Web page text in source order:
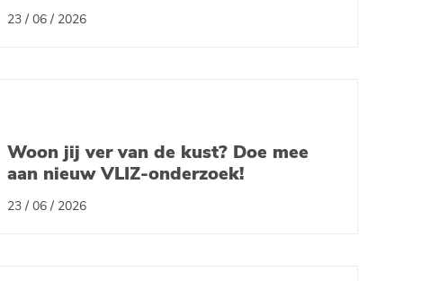
23 / 06 / 2026
Woon jij ver van de kust? Doe mee
aan nieuw VLIZ-onderzoek!
23 / 06 / 2026